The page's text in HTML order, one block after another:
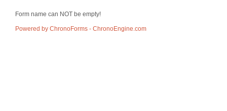
Form name can NOT be empty!
Powered by ChronoForms - ChronoEngine.com